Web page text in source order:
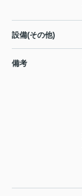
設備(その他)
備考